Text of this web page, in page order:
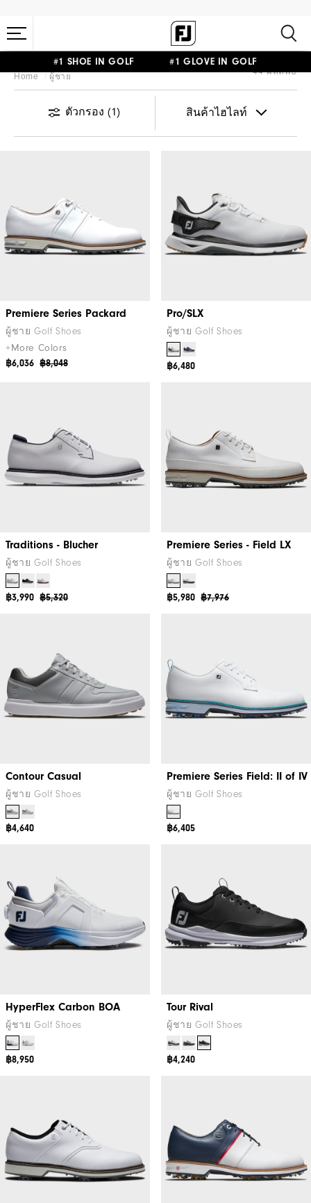
#1 SHOE IN GOLF #1 GLOVE IN GOLF
Home ผู้ชาย 44 ผลลัพธ์
ตัวกรอง (1)
Premiere Series Packard
ผู้ชาย Golf Shoes
+More Colors
฿8,048
฿6,036
Pro/SLX
ผู้ชาย Golf Shoes
฿6,480
Traditions - Blucher
ผู้ชาย Golf Shoes
฿5,320
฿3,990
Premiere Series - Field LX
ผู้ชาย Golf Shoes
฿7,976
฿5,980
Contour Casual
ผู้ชาย Golf Shoes
฿4,640
Premiere Series Field: II of IV
ผู้ชาย Golf Shoes
฿6,405
HyperFlex Carbon BOA
ผู้ชาย Golf Shoes
฿8,950
Tour Rival
ผู้ชาย Golf Shoes
฿4,240